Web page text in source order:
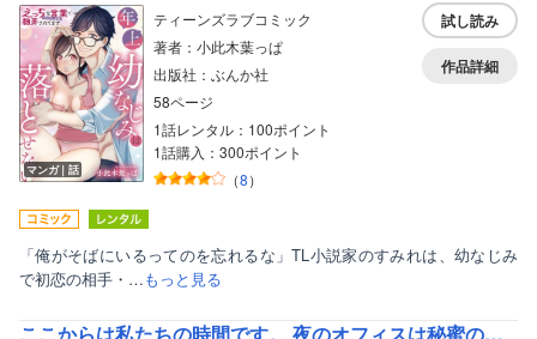
マンガ｜話
ティーンズラブコミック
著者：小此木葉っぱ
出版社：ぶんか社
58ページ
1話レンタル：100ポイント
1話購入：300ポイント
（8）
試し読み
作品詳細
「俺がそばにいるってのを忘れるな」TL小説家のすみれは、幼なじみ
で初恋の相手・…もっと見る